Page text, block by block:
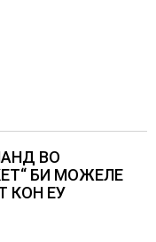
ВО
БИ МОЖЕЛЕ
КОН ЕУ